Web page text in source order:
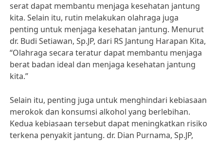
serat dapat membantu menjaga kesehatan jantung
kita. Selain itu, rutin melakukan olahraga juga
penting untuk menjaga kesehatan jantung. Menurut
dr. Budi Setiawan, Sp.JP, dari RS Jantung Harapan Kita,
“Olahraga secara teratur dapat membantu menjaga
berat badan ideal dan menjaga kesehatan jantung
kita.”
Selain itu, penting juga untuk menghindari kebiasaan
merokok dan konsumsi alkohol yang berlebihan.
Kedua kebiasaan tersebut dapat meningkatkan risiko
terkena penyakit jantung. dr. Dian Purnama, Sp.JP,